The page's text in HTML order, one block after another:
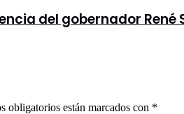
del gobernador
obligatorios están marcados con *